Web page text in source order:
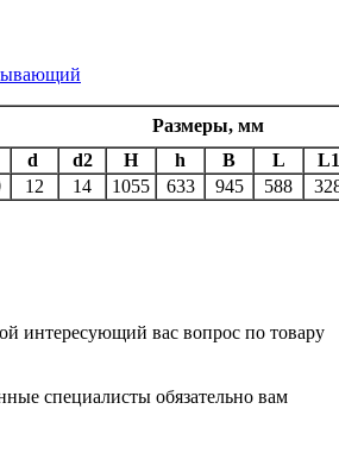
Размеры, мм
d d2 H h B L
L1
12 14 1055 633 945 588
интересующий вас вопрос по товару
специалисты обязательно вам